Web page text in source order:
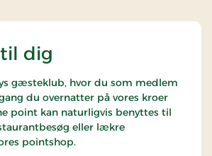
dig
gæsteklub, hvor du som medlem
du overnatter på vores kroer
point kan naturligvis benyttes til
eller lækre
pointshop.